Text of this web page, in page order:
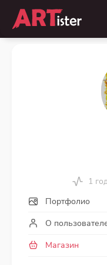
1
Портфолио
О
Магазин